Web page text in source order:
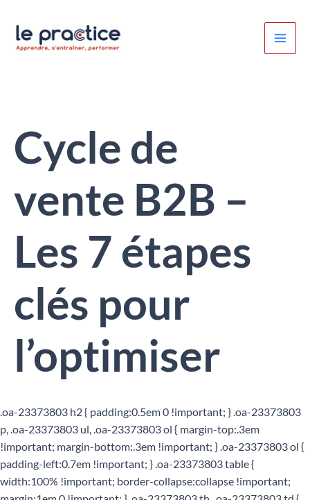
contenu
Cycle de
vente B2B –
Les 7 étapes
clés pour
l’optimiser
.oa-23373803 h2 { padding:0.5em 0 !important; } .oa-23373803
p, .oa-23373803 ul, .oa-23373803 ol { margin-top:.3em
!important; margin-bottom:.3em !important; } .oa-23373803 ol {
padding-left:0.7em !important; } .oa-23373803 table {
width:100% !important; border-collapse:collapse !important;